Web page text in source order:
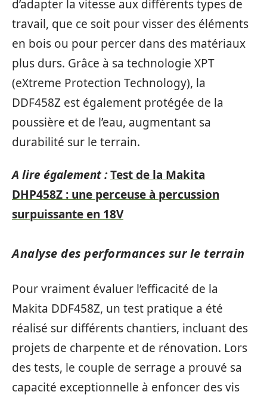
d’adapter la vitesse aux différents types de
travail, que ce soit pour visser des éléments
en bois ou pour percer dans des matériaux
plus durs. Grâce à sa technologie XPT
(eXtreme Protection Technology), la
DDF458Z est également protégée de la
poussière et de l’eau, augmentant sa
durabilité sur le terrain.
A lire également :Test de la Makita
DHP458Z : une perceuse à percussion
surpuissante en 18V
Analyse des performances sur le terrain
Pour vraiment évaluer l’efficacité de la
Makita DDF458Z, un test pratique a été
réalisé sur différents chantiers, incluant des
projets de charpente et de rénovation. Lors
des tests, le couple de serrage a prouvé sa
capacité exceptionnelle à enfoncer des vis